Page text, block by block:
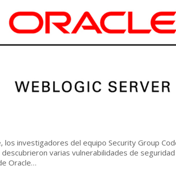
los investigadores del equipo Security Group
varias vulnerabilidades de
Oracle…